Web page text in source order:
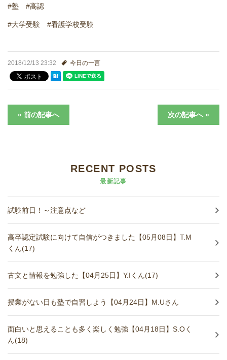
#塾 #高認
#大学受験 #看護学校受験
2018/12/13 23:32 今日の一言
« 前の記事へ 次の記事へ »
RECENT POSTS
最新記事
試験前日！～注意点など
高卒認定試験に向けて自信がつきました【05月08日】T.M
くん(17)
古文と情報を勉強した【04月25日】Y.Iくん(17)
授業がない日も塾で自習しよう【04月24日】M.Uさん
面白いと思えることも多く楽しく勉強【04月18日】S.Oく
ん(18)